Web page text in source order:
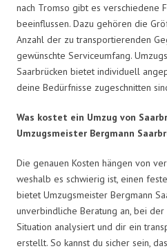
nach Tromso gibt es verschiedene
beeinflussen. Dazu gehören die
Anzahl der zu transportierenden
gewünschte Serviceumfang.
Saarbrücken bietet individuell
deine Bedürfnisse zugeschnitten
Was kostet ein Umzug von
Umzugsmeister Bergmann
Die genauen Kosten hängen von
weshalb es schwierig ist, einen
bietet Umzugsmeister Bergmann
unverbindliche Beratung an, bei
Situation analysiert und dir ein
erstellt. So kannst du sicher sein,